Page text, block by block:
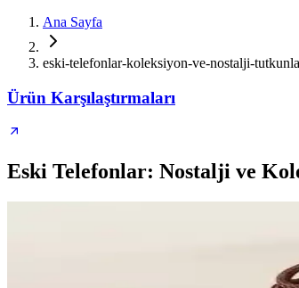
Ana Sayfa
eski-telefonlar-koleksiyon-ve-nostalji-
Ürün Karşılaştırmaları
Eski Telefonlar: Nostalji ve